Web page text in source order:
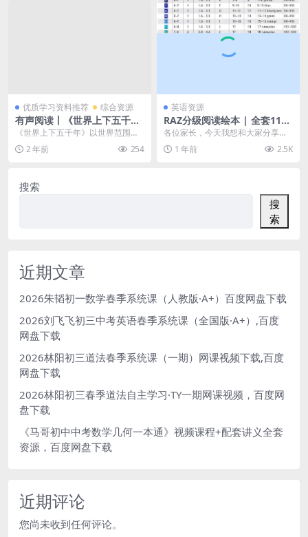
优质学习资料推荐 综合资源
有声阅读丨《世界上下五千
年》mp3音频文件共327个百
度网盘下载，收藏起来慢慢
听！
《世界上下五千年》以世界范围内
的人类历史为主干，通过一个个小
故事，描绘了五千年来...
2 年前 254
英语资源
RAZ分级阅读绘本 | 全套119
G资源 | 包含PDF+视频+音频
MP3+练习册+高频单词 | 附P
eggy老师讲解 | 百度网盘
各位家长，今天我想和大家分享一
套特别实用的英语学习资源——RA
Z分级阅读绘本。 ...
1 年前 2.5K
搜索
搜
索
近期文章
2026朱韬初一数学春季系统课（人教版·A+）百度网盘下载
2026刘飞飞初三中考英语春季系统课（全国版·A+）,百度
网盘下载
2026林阳初三道法春季系统课（一期）网课视频下载,百度
网盘下载
2026林阳初三春季道法自主学习·TY一期网课视频，百度网
盘下载
《马哥初中中考数学几何一本通》视频课程+配套讲义全套
资源，百度网盘下载
近期评论
您尚未收到任何评论。